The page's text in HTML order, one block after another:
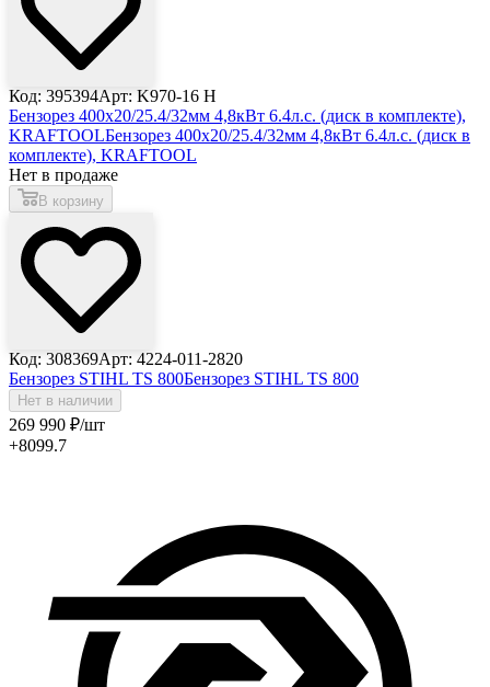
Код: 395394Арт: K970-16 H
Бензорез 400x20/25.4/32мм 4,8кВт 6.4л.с. (диск в комплекте),
KRAFTOOLБензорез 400x20/25.4/32мм 4,8кВт 6.4л.с. (диск в
комплекте), KRAFTOOL
Нет в продаже
В корзину
Код: 308369Арт: 4224-011-2820
Бензорез STIHL TS 800Бензорез STIHL TS 800
Нет в наличии
269 990 ₽/шт
+8099.7